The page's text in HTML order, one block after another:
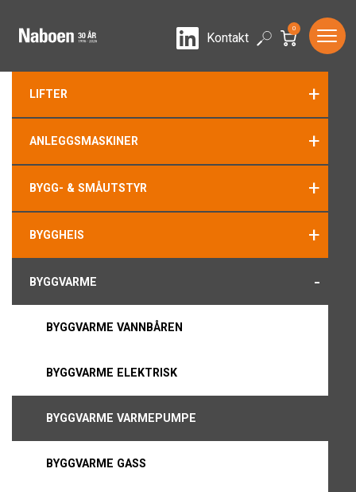
LinkedIn
Kontakt Search
0
LIFTER +
ANLEGGSMASKINER +
BYGG- & SMÅUTSTYR +
BYGGHEIS +
BYGGVARME -
BYGGVARME VANNBÅREN
BYGGVARME ELEKTRISK
BYGGVARME VARMEPUMPE
BYGGVARME GASS